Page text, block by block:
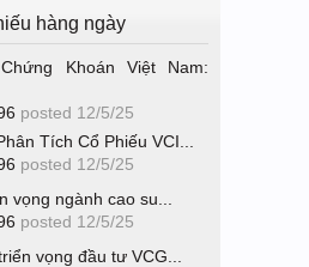
hàng ngày
Khoán Việt Nam:
posted 12/5/25
Tích Cổ Phiếu VCI...
posted 12/5/25
vọng ngành cao su...
posted 12/5/25
vọng đầu tư VCG...